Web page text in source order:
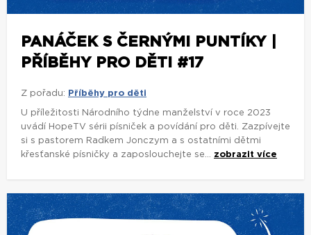
PANÁČEK S ČERNÝMI PUNTÍKY |
PŘÍBĚHY PRO DĚTI #17
Z pořadu: Příběhy pro děti
U příležitosti Národního týdne manželství v roce 2023
uvádí HopeTV sérii písniček a povídání pro děti. Zazpívejte
si s pastorem Radkem Jonczym a s ostatními dětmi
křesťanské písničky a zaposlouchejte se... zobrazit více